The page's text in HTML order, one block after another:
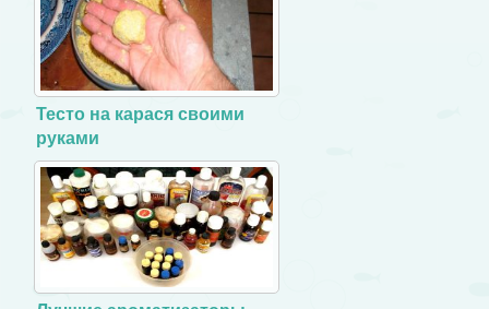
Тесто на карася своими
руками